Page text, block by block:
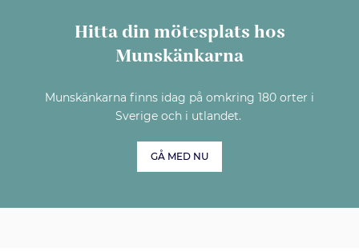
Hitta din mötesplats hos
Munskänkarna
Munskänkarna finns idag på omkring 180 orter i
Sverige och i utlandet.
GÅ MED NU